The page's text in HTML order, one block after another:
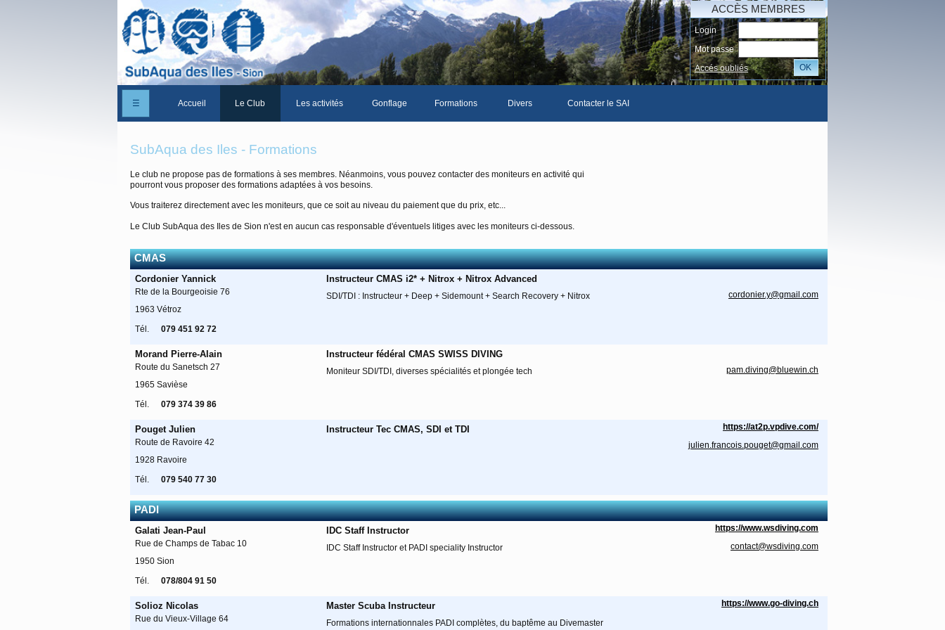
ACCÈS MEMBRES
Login
Mot passe
Accés oubliés
OK
☰ Accueil Le Club
Le comité
Les membres du club
Le domaine des Iles
Les activités Gonflage Formations Divers
Documents divers
Contacter le SAI
SubAqua des Iles - Formations
Le club ne propose pas de formations à ses membres. Néanmoins, vous pouvez contacter des moniteurs en activité qui
pourront vous proposer des formations adaptées à vos besoins.
Vous traiterez directement avec les moniteurs, que ce soit au niveau du paiement que du prix, etc...
Le Club SubAqua des Iles de Sion n'est en aucun cas responsable d'éventuels litiges avec les moniteurs ci-dessous.
CMAS
Cordonier Yannick Instructeur CMAS i2* + Nitrox + Nitrox Advanced
Rte de la Bourgeoisie 76
1963 Vétroz
Tél.
079 451 92 72
SDI/TDI : Instructeur + Deep + Sidemount + Search Recovery + Nitrox cordonier.y@gmail.com
Morand Pierre-Alain Instructeur fédéral CMAS SWISS DIVING
Route du Sanetsch 27
1965 Savièse
Tél.
079 374 39 86
Moniteur SDI/TDI, diverses spécialités et plongée tech pam.diving@bluewin.ch
Pouget Julien Instructeur Tec CMAS, SDI et TDI
https://at2p.vpdive.com/
Route de Ravoire 42
1928 Ravoire
Tél.
079 540 77 30
julien.francois.pouget@gmail.com
PADI
Galati Jean-Paul IDC Staff Instructor
https://www.wsdiving.com
Rue de Champs de Tabac 10
1950 Sion
Tél.
078/804 91 50
IDC Staff Instructor et PADI speciality Instructor contact@wsdiving.com
Solioz Nicolas Master Scuba Instructeur
https://www.go-diving.ch
Rue du Vieux-Village 64
Formations internationnales PADI complètes, du baptême au Divemaster